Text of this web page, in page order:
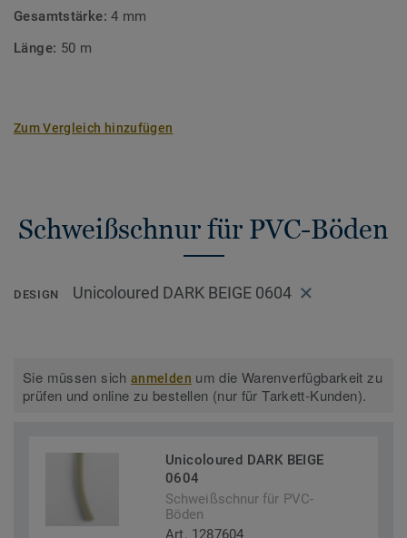
Gesamtstärke:4 mm
Länge: 50 m
Zum Vergleich hinzufügen
Schweißschnur für PVC-Böden
DESIGN Unicoloured DARK BEIGE 0604
Sie müssen sichanmelden um die Warenverfügbarkeit zu
prüfen und online zu bestellen (nur für Tarkett-Kunden).
Unicoloured DARK BEIGE
0604
Schweißschnur für PVC-
Böden
Art. 1287604